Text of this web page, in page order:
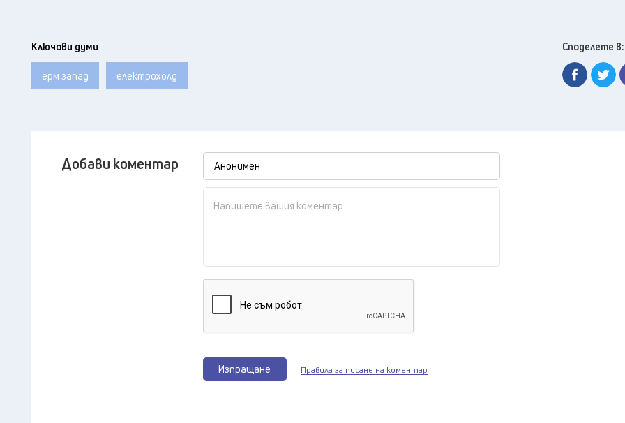
Ключови думи
ерм запад електрохолд
Споделете в:
Добави коментар
Изпращане Правила за писане на коментар